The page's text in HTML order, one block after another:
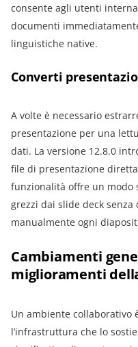
consente agli utenti
documenti
linguistiche native.
Converti
A volte è necessario
presentazione per una
dati. La versione 12.8.0
file di presentazione
funzionalità offre un modo
grezzi dai slide deck
manualmente ogni
Cambiamenti
miglioramenti
Un ambiente collaborativo
l’infrastruttura che lo